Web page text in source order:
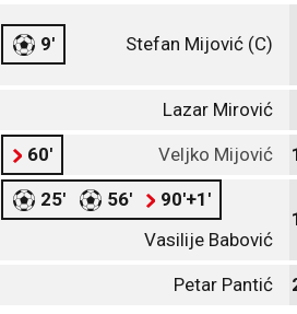
9' Stefan Mijović (C)
Lazar Mirović
60' Veljko Mijović
25' 56'
90'+1'
Vasilije Babović
Petar Pantić